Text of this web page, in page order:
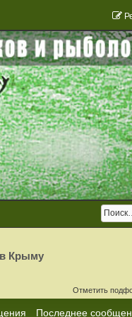
Р
Крыму
Отметить
Последнее